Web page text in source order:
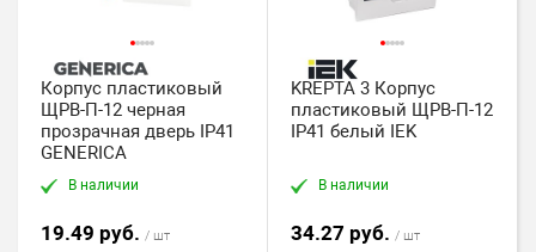
Корпус пластиковый
ЩРВ-П-12 черная
прозрачная дверь IP41
GENERICA
В наличии
19.49 руб. / шт
KREPTA 3 Корпус
пластиковый ЩРВ-П-12
IP41 белый IEK
В наличии
34.27 руб. / шт